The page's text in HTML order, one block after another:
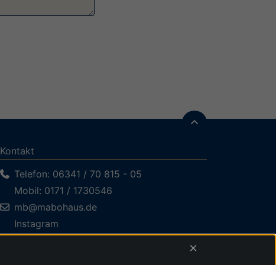
Kontakt
Telefon: 06341 / 70 815 - 05
Mobil: 0171 / 1730546
mb@mabohaus.de
Instagram
×